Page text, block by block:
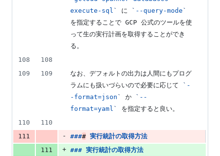
execute-sql ` に ` --query-mode `
を指定することで GCP 公式のツールを使
って生の実行計画を取得することができ
る。
108
108
109
109
なお、デフォルトの出力は人間にもプログ
ラムにも扱いづらいので必要に応じて
` -
-format=json ` か ` --
format=yaml `
を指定すると良い。
110
110
111
- #### 実行統計の取得方法
111
+ ### 実行統計の取得方法